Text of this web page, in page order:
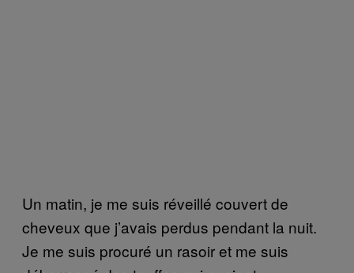
Un matin, je me suis réveillé couvert de
cheveux que j’avais perdus pendant la nuit.
Je me suis procuré un rasoir et me suis